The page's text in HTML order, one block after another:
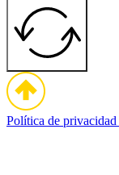
Política de privacidad